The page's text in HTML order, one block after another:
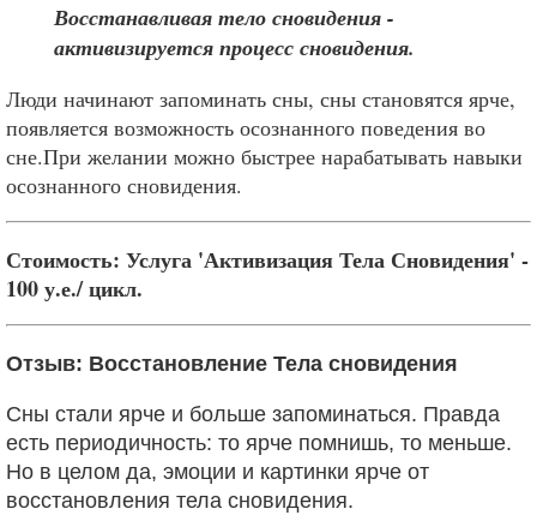
Восстанавливая тело сновидения -
активизируется процесс сновидения.
Люди начинают запоминать сны, сны становятся ярче,
появляется возможность осознанного поведения во
сне.При желании можно быстрее нарабатывать навыки
осознанного сновидения.
Стоимость: Услуга 'Активизация Тела Сновидения' -
100 у.е./ цикл.
Отзыв: Восстановление Тела сновидения
Сны стали ярче и больше запоминаться. Правда
есть периодичность: то ярче помнишь, то меньше.
Но в целом да, эмоции и картинки ярче от
восстановления тела сновидения.